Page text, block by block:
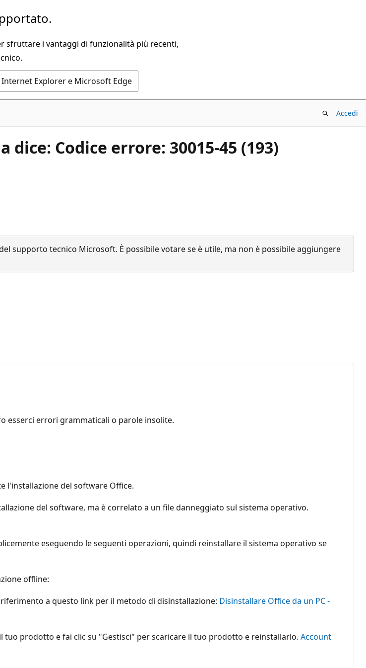
sfruttare i vantaggi di funzionalità più recenti,
Explorer e Microsoft Edge
Accedi
Codice errore: 30015-45 (193)
supporto tecnico Microsoft. È possibile votare se è utile, ma non è possibile aggiungere
esserci errori grammaticali o parole insolite.
l'installazione del software Office.
del software, ma è correlato a un file danneggiato sul sistema operativo.
eseguendo le seguenti operazioni, quindi reinstallare il sistema operativo se
offline:
a questo link per il metodo di disinstallazione: Disinstallare Office da un PC -
tuo prodotto e fai clic su "Gestisci" per scaricare il tuo prodotto e reinstallarlo. Account